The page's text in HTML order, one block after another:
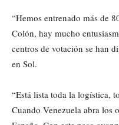
“Hemos entrenado más de
Colón, hay mucho
centros de votación se han
en Sol.
“Está lista toda la logística,
Cuando Venezuela abra los